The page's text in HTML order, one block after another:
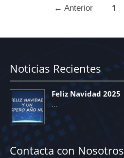
← Anterior 1
Noticias Recientes
Feliz Navidad 2025
Contacta con Nosotros